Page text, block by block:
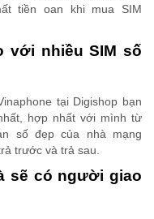
tiền oan khi mua SIM
với nhiều SIM số
tại Digishop bạn
hợp nhất với mình từ
số đẹp của nhà mạng
trước và trả sau.
sẽ có người giao